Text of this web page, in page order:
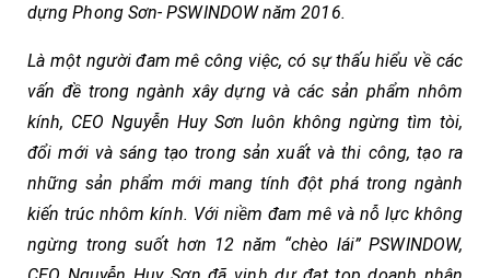
dựng Phong Sơn- PSWINDOW năm 2016.
Là một người đam mê công việc, có sự thấu hiểu về các
vấn đề trong ngành xây dựng và các sản phẩm nhôm
kính, CEO Nguyễn Huy Sơn luôn không ngừng tìm tòi,
đổi mới và sáng tạo trong sản xuất và thi công, tạo ra
những sản phẩm mới mang tính đột phá trong ngành
kiến trúc nhôm kính. Với niềm đam mê và nỗ lực không
ngừng trong suốt hơn 12 năm “chèo lái” PSWINDOW,